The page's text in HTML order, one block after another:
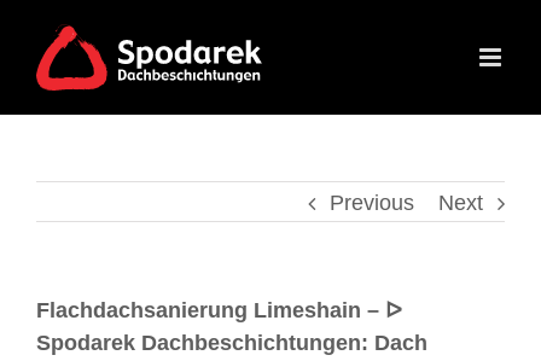
Previous Next
Flachdachsanierung Limeshain – ᐅ
Spodarek Dachbeschichtungen: Dach